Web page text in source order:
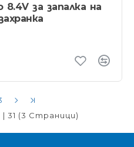
за запалка на
| 31 (3 Страници)